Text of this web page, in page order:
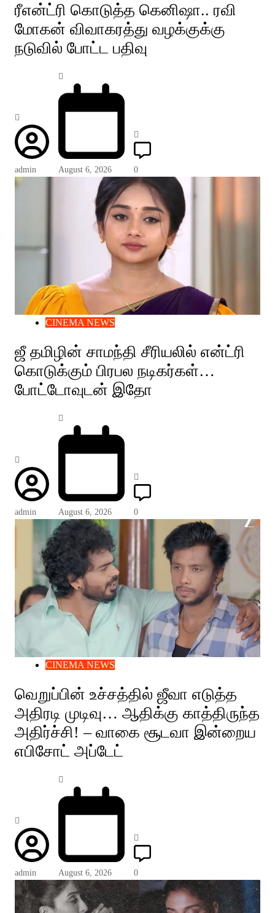
ரீஎன்ட்ரி கொடுத்த கெனிஷா.. ரவி
மோகன் விவாகரத்து வழக்குக்கு
நடுவில் போட்ட பதிவு
admin August 6, 2026 0
CINEMA NEWS
ஜீ தமிழின் சாமந்தி சீரியலில் என்ட்ரி
கொடுக்கும் பிரபல நடிகர்கள்…
போட்டோவுடன் இதோ
admin August 6, 2026 0
CINEMA NEWS
வெறுப்பின் உச்சத்தில் ஜீவா எடுத்த
அதிரடி முடிவு… ஆதிக்கு காத்திருந்த
அதிர்ச்சி! – வாகை சூடவா இன்றைய
எபிசோட் அப்டேட்
admin August 6, 2026 0